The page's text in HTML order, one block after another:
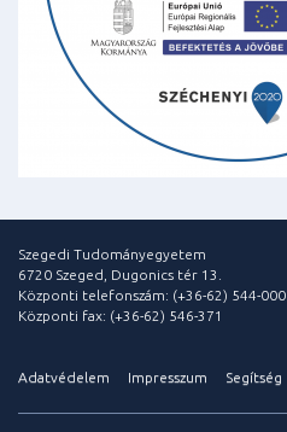
Szegedi Tudományegyetem
6720 Szeged, Dugonics tér 13.
Központi telefonszám: (+36-62) 544-000
Központi fax: (+36-62) 546-371
Adatvédelem Impresszum Segítség